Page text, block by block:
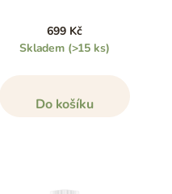
optimální denní
699 Kč
Skladem (>15 ks)
Do košíku